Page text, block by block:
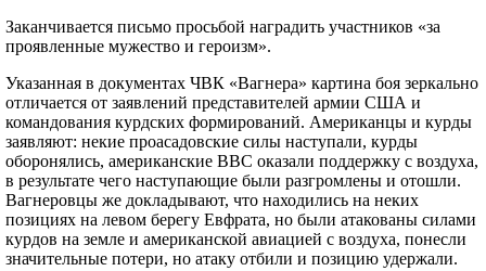
Заканчивается письмо просьбой наградить участников «за
проявленные мужество и героизм».
Указанная в документах ЧВК «Вагнера» картина боя зеркально
отличается от заявлений представителей армии США и
командования курдских формирований. Американцы и курды
заявляют: некие проасадовские силы наступали, курды
оборонялись, американские ВВС оказали поддержку с воздуха,
в результате чего наступающие были разгромлены и отошли.
Вагнеровцы же докладывают, что находились на неких
позициях на левом берегу Евфрата, но были атакованы силами
курдов на земле и американской авиацией с воздуха, понесли
значительные потери, но атаку отбили и позицию удержали.